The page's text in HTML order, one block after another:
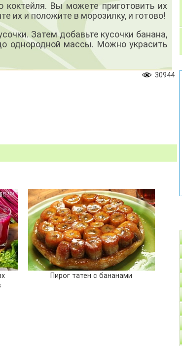
Вы можете приготовить их
их и положите в морозилку, и готово!
Затем добавьте кусочки банана,
однородной массы. Можно украсить
30944
Пирог татен с бананами